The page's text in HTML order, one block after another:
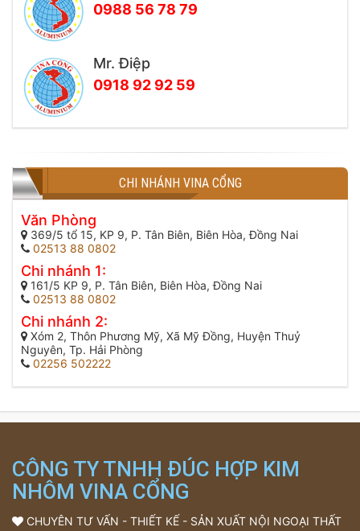
0988 56 78 79
Mr. Điệp
0918 92 92 59
CHI NHÁNH VINA CỔNG
Văn Phòng
369/5 tổ 15, KP 9, P. Tân Biên, Biên Hòa, Đồng Nai
02513 88 0802
Chi nhánh 1:
161/5 KP 9, P. Tân Biên, Biên Hòa, Đồng Nai
02513 88 0802
Chi nhánh 2:
Xóm 2, Thôn Phương Mỹ, Xã Mỹ Đồng, Huyện Thuỷ
Nguyên, Tp. Hải Phòng
02256 502222
CÔNG TY TNHH ĐÚC HỢP KIM
NHÔM VINA CỔNG
CHUYÊN TƯ VẤN - THIẾT KẾ - SẢN XUẤT NỘI NGOẠI THẤT